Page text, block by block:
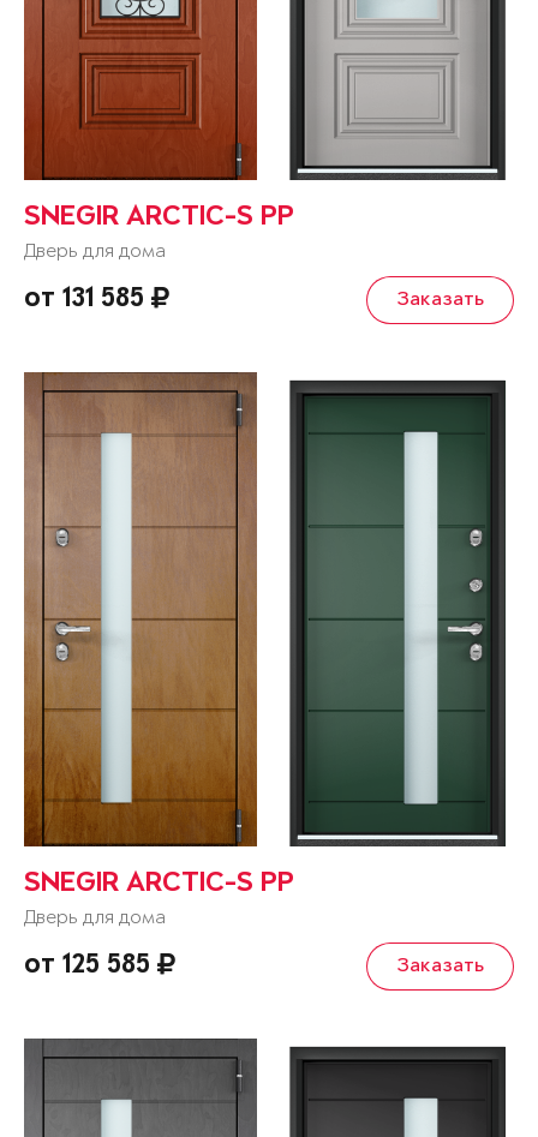
SNEGIR ARCTIC-S PP
Дверь для дома
от 131 585 Заказать
SNEGIR ARCTIC-S PP
Дверь для дома
от 125 585 Заказать